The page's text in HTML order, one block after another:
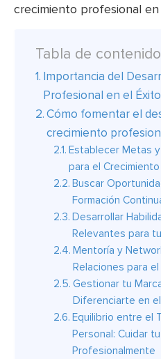
crecimiento profesional
Tabla de
Importancia del
Profesional en el
Cómo fomentar el
crecimiento
Establecer Metas
para el
Buscar
Formación
Desarrollar
Relevantes para
Mentoría y
Relaciones para
Gestionar tu
Diferenciarte en
Equilibrio entre el
Personal: Cuidar
Profesionalmente